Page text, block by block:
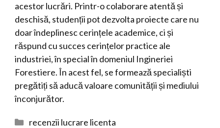
acestor lucrări. Printr-o colaborare atentă și
deschisă, studenții pot dezvolta proiecte care nu
doar îndeplinesc cerințele academice, ci și
răspund cu succes cerințelor practice ale
industriei, în special în domeniul Ingineriei
Forestiere. În acest fel, se formează specialiști
pregătiți să aducă valoare comunității și mediului
înconjurător.
Categorii
recenzii lucrare licenta